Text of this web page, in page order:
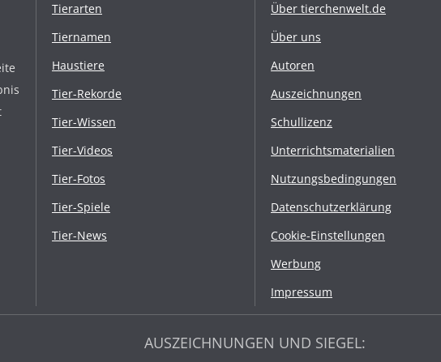
Tierarten
Tiernamen
Haustiere
Tier-Rekorde
Tier-Wissen
Tier-Videos
Tier-Fotos
Tier-Spiele
Tier-News
Über tierchenwelt.de
Über uns
Autoren
Auszeichnungen
Schullizenz
Unterrichtsmaterialien
Nutzungsbedingungen
Datenschutzerklärung
Cookie-Einstellungen
Werbung
Impressum
AUSZEICHNUNGEN UND SIEGEL: